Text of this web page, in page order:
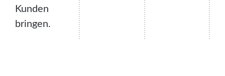
Kunden
bringen.